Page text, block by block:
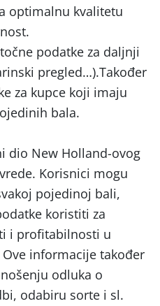
optimalnu kvalitetu
podatke za daljnji
pregled…).Također
za kupce koji imaju
bala.
dio New Holland-ovog
Korisnici mogu
pojedinoj bali,
koristiti za
i profitabilnosti u
informacije također
odluka o
odabiru sorte i sl.